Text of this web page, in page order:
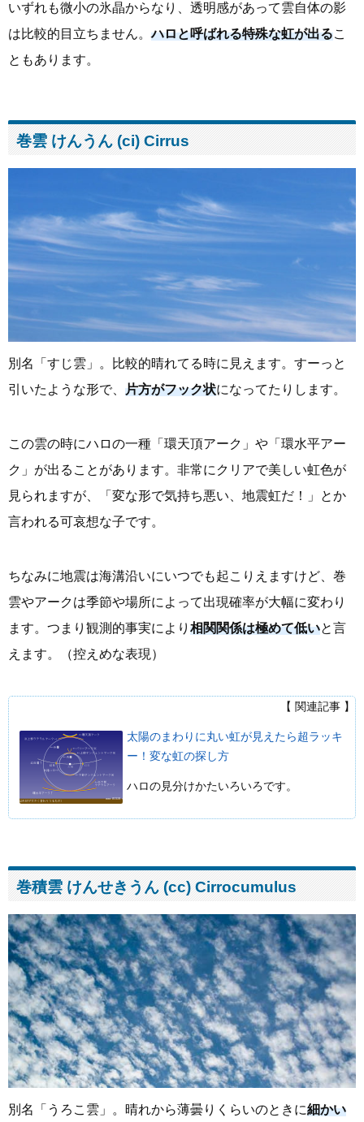
いずれも微小の氷晶からなり、透明感があって雲自体の影
は比較的目立ちません。ハロと呼ばれる特殊な虹が出るこ
ともあります。
巻雲 けんうん (ci) Cirrus
別名「すじ雲」。比較的晴れてる時に見えます。すーっと
引いたような形で、 片方がフック状になってたりします。
この雲の時にハロの一種「環天頂アーク」や「環水平アー
ク」が出ることがあります。非常にクリアで美しい虹色が
見られますが、「変な形で気持ち悪い、地震虹だ！」とか
言われる可哀想な子です。
ちなみに地震は海溝沿いにいつでも起こりえますけど、巻
雲やアークは季節や場所によって出現確率が大幅に変わり
ます。つまり観測的事実により 相関関係は極めて低いと言
えます。（控えめな表現）
【 関連記事 】
太陽のまわりに丸い虹が見えたら超ラッキ
ー！変な虹の探し方
ハロの見分けかたいろいろです。
巻積雲 けんせきうん (cc) Cirrocumulus
別名「うろこ雲」。晴れから薄曇りくらいのときに細かい